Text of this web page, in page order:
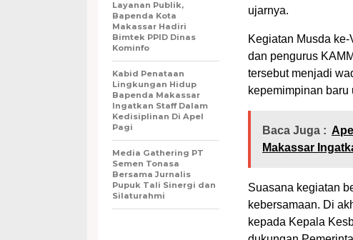
ujarnya.
Kegiatan Musda
dan pengurus
tersebut menjadi
kepemimpinan baru
Baca Juga :
Makassar
Suasana kegiatan
kebersamaan. Di
kepada Kepala
Layanan Publik,
Bapenda Kota
Makassar Hadiri
Bimtek PPID Dinas
Kominfo
Kabid Penataan
Lingkungan Hidup
Bapenda Makassar
Ingatkan Staff Dalam
Kedisiplinan Di Apel
Pagi
Media Gathering PT
Semen Tonasa
Bersama Jurnalis
Pupuk Tali Sinergi dan
Silaturahmi